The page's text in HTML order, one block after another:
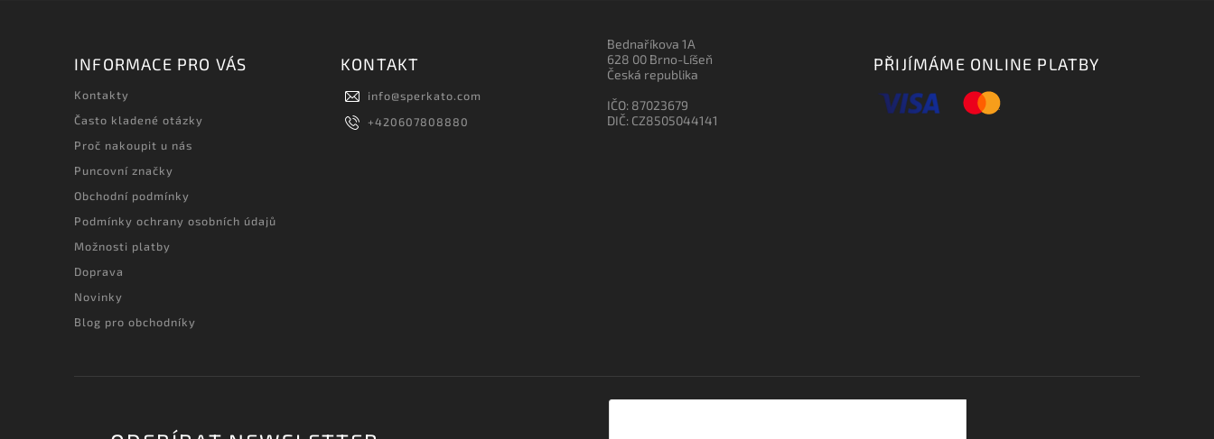
INFORMACE PRO VÁS
Kontakty
Často kladené otázky
Proč nakoupit u nás
Puncovní značky
Obchodní podmínky
Podmínky ochrany osobních údajů
Možnosti platby
Doprava
Novinky
Blog pro obchodníky
KONTAKT
info@sperkato.com
+420607808880
Bednaříkova 1A
628 00 Brno-Líšeň
Česká republika
IČO: 87023679
DIČ: CZ8505044141
PŘIJÍMÁME ONLINE PLATBY